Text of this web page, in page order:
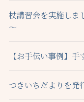
杖講習会を実施しま
～
【お手伝い事例】
つきいちだよりを発